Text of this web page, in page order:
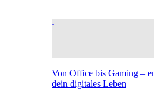
Von Office bis Gaming –
dein digitales Leben